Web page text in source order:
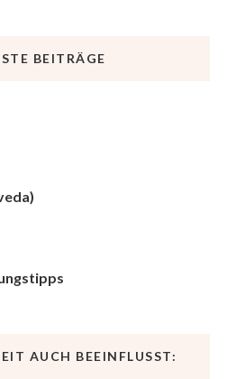
BEITRÄGE
AUCH BEEINFLUSST: